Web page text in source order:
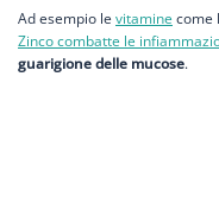
Ad esempio le vitamine come
Zinco combatte le
guarigione delle mucose.